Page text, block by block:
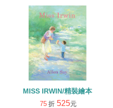
MISS IRWIN/精裝繪本
75 折 525元